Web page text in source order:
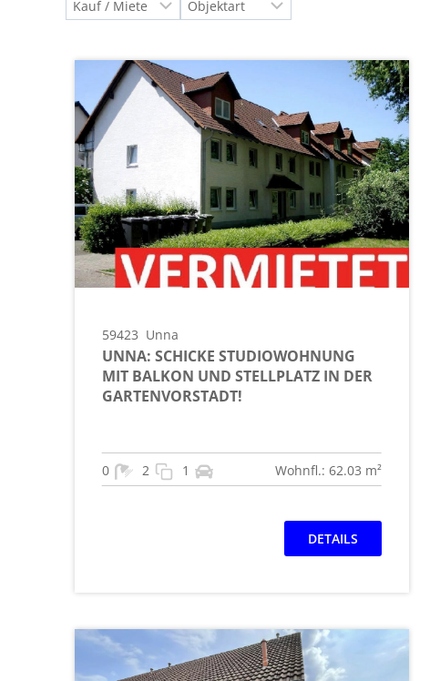
59423 Unna
UNNA: SCHICKE STUDIOWOHNUNG
MIT BALKON UND STELLPLATZ IN DER
GARTENVORSTADT!
0 2 1 Wohnfl.: 62.03 m²
DETAILS